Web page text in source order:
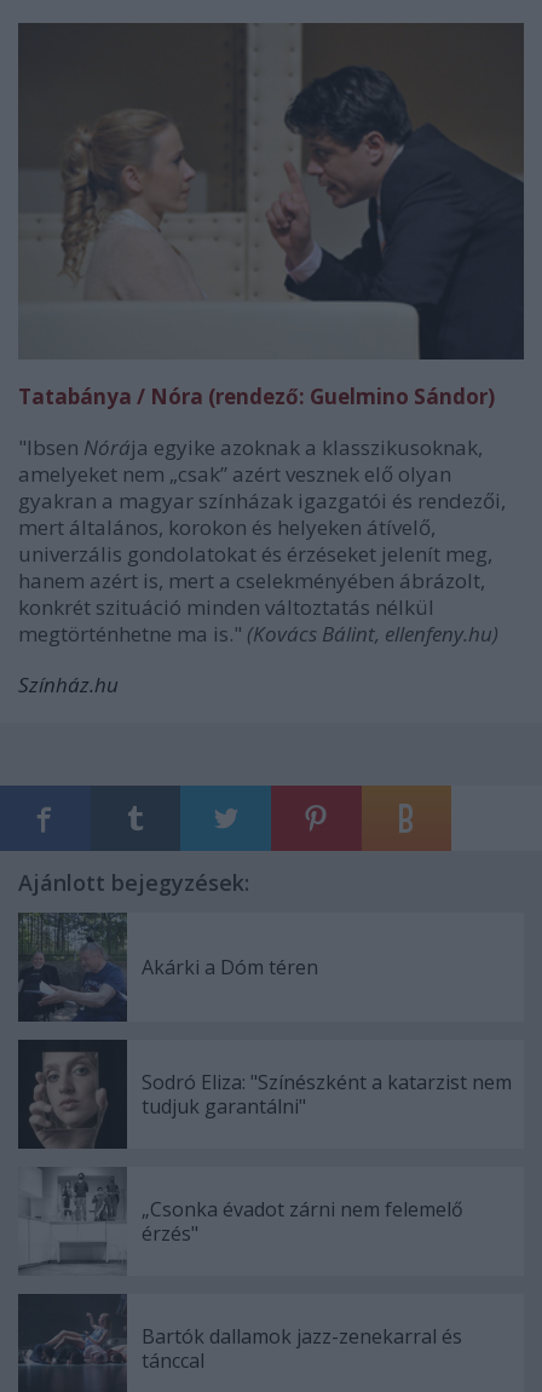
Tatabánya / Nóra (rendező: Guelmino Sándor)
"Ibsen Nórája egyike azoknak a klasszikusoknak,
amelyeket nem „csak” azért vesznek elő olyan
gyakran a magyar színházak igazgatói és rendezői,
mert általános, korokon és helyeken átívelő,
univerzális gondolatokat és érzéseket jelenít meg,
hanem azért is, mert a cselekményében ábrázolt,
konkrét szituáció minden változtatás nélkül
megtörténhetne ma is." (Kovács Bálint, ellenfeny.hu)
Színház.hu
Ajánlott bejegyzések:
Akárki a Dóm téren
Sodró Eliza: "Színészként a katarzist nem
tudjuk garantálni"
„Csonka évadot zárni nem felemelő
érzés"
Bartók dallamok jazz-zenekarral és
tánccal